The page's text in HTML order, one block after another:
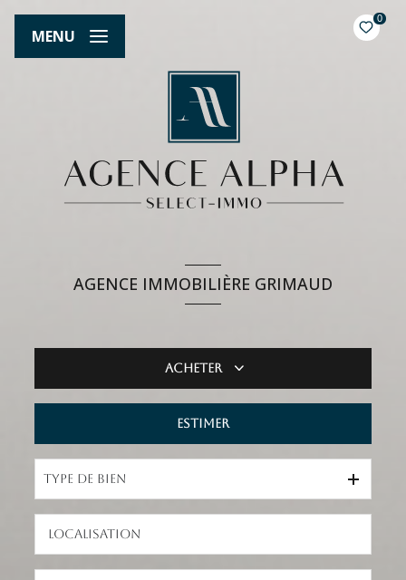
0
MENU
AGENCE IMMOBILIÈRE GRIMAUD
Acheter
Estimer
Type de bien